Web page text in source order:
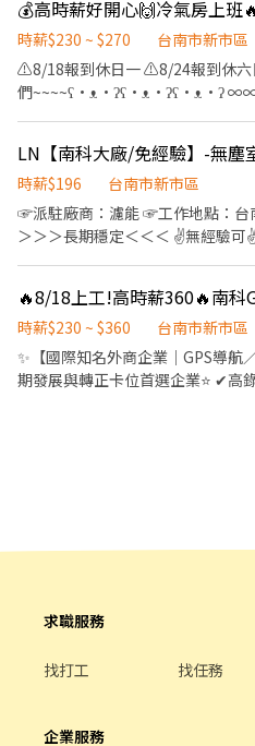
步 😉
41,280元/月 🛌休息時間：間休1小時，上下午輪休10分鐘
∞∞∞◢┃詢問預約┃◣∞∞∞ ✅服務
➠0932-733-893
➠https://lin.ee/RDrxb6W
食津貼3000元+中班津貼:175/天) 【休假制度】：週休二日、見紅休
🎁【福利】 🎉可預支【典育專屬福利】 ✨ෆෆෆෆෆෆ📞應徵看
ෆෆෆෆෆෆ✨ ❤️‍服務專員:小旻 ❤️‍加
得加＠） ❤️‍點擊加入:https://
時薪$230 ~ $270
台南市新市區
⚠️8/18報到休日一 ⚠️8/24報到休六日 台南的各位鄉親父老兄弟
們~~~~ʕ•ᴥ•ʔʕ•ᴥ•ʔʕ•ᴥ•ʔ ∞∞∞◢┃職缺優勢┃◣∞∞∞ 😁
缺介紹┃◣∞∞∞ 📍工作地點:台南市新市區堤塘港路.號 💼工作內
容: ▶️GPS(定位系統)及通訊產品 產
機台操作 ⏰上班時間: ⛅日班：08:00-17:00，加班17:30-19:30 (加
班費另計)。薪資：時薪230元【休假制
息10分鐘 ※【需配合產線加班】 ∞∞∞◢┃詢問預約┃◣∞∞∞ ✅
服務專員➠ 文文小姐 ✅手機➠0932-
➠https://lin.ee/RDrxb6W
時薪$196
台南市新市區
☞派駐廠商：濾能 ☞工作地點：台
＞＞＞長期穩定＜＜＜ ✌️無經驗
台設備操作及產品包裝 ■班別-自
元 午班：15:00~24:00 月均36949
六日，見紅休 ＞＞＞【應徵方式
https://lin.ee/AeE2u7i ✌️沃克人
時薪$230 ~ $360
台南市新市區
✨【國際知名外商企業｜GPS導航
期發展與轉正卡位首選企業⭐ ✔
到六( 休日和一)，最快8/18上工。
8/24上工。 📍工作環境：冷氣房 📍【職缺介紹】（可自由選擇班
加班最高可達$53,974） 夜班
求職服務
找打工 找任務
企業服務